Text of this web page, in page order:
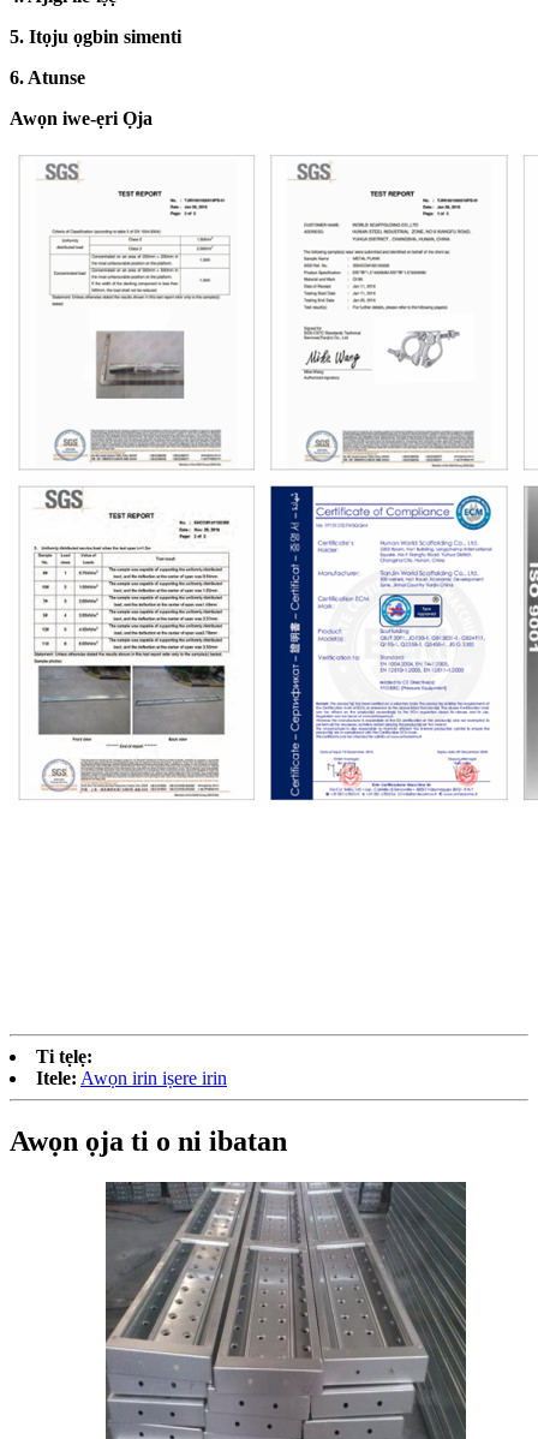
5. Itọju ọgbin simenti
6. Atunse
Awọn iwe-ẹri Ọja
Ti tẹlẹ:
Itele: Awọn irin iṣere irin
Awọn ọja ti o ni ibatan